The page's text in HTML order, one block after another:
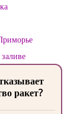
ракет?